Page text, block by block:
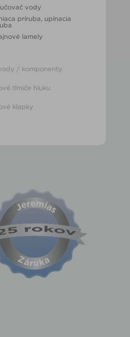
vody
príruba, upínacia
lamely
/ komponenty
tlmiče hluku
klapky